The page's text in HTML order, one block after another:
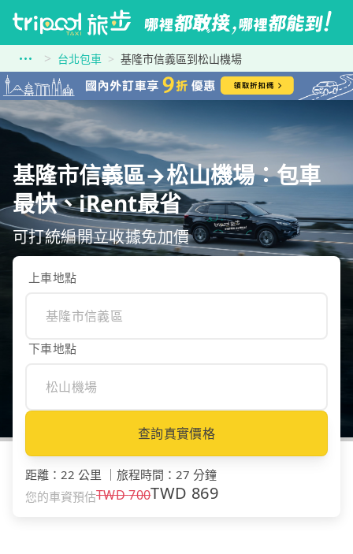
台北包車 基隆市信義區到松山機場
基隆市信義區→松山機場：包車
最快、iRent最省
可打統編開立收據免加價
上車地點
下車地點
查詢真實價格
距離 ： 22 公里 旅程時間 ： 27 分鐘
您的車資預估TWD700TWD 869